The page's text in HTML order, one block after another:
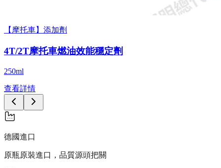
【摩托車】添加劑
4T/2T摩托車燃油效能穩定劑
250ml
查看詳情
德國進口
原瓶原裝進口，品質源頭把關